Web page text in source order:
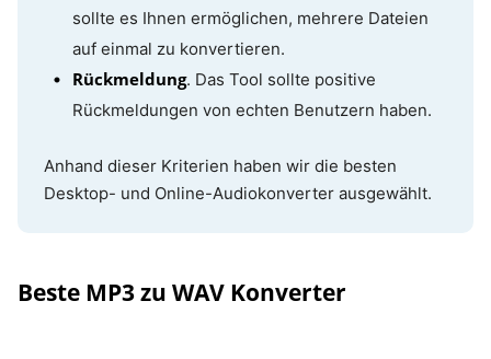
sollte es Ihnen ermöglichen, mehrere Dateien
auf einmal zu konvertieren.
Rückmeldung. Das Tool sollte positive
Rückmeldungen von echten Benutzern haben.
Anhand dieser Kriterien haben wir die besten
Desktop- und Online-Audiokonverter ausgewählt.
Beste MP3 zu WAV Konverter